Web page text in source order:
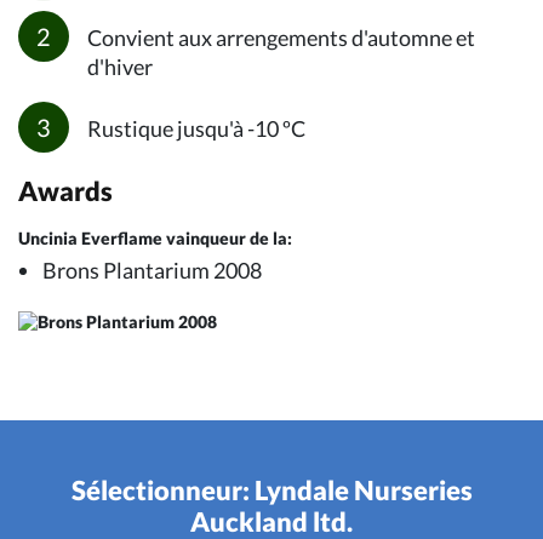
Convient aux arrengements d'automne et
d'hiver
Rustique jusqu'à -10 ºC
Awards
Uncinia Everflame vainqueur de la:
Brons Plantarium 2008
Sélectionneur: Lyndale Nurseries
Auckland ltd.